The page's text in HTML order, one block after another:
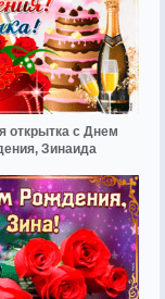
открытка с Днем
Зинаида